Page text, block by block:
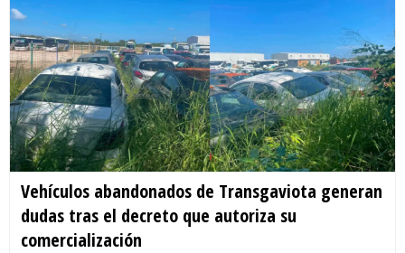
Vehículos abandonados de Transgaviota generan
dudas tras el decreto que autoriza su
comercialización